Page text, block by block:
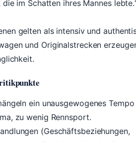
die im Schatten ihres Mannes
gelten als intensiv und
und Originalstrecken
ein unausgewogenes
zu wenig Rennsport.
(Geschäftsbeziehungen,